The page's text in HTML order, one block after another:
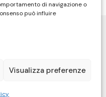
di navigazione o
può influire
Visualizza preferenze